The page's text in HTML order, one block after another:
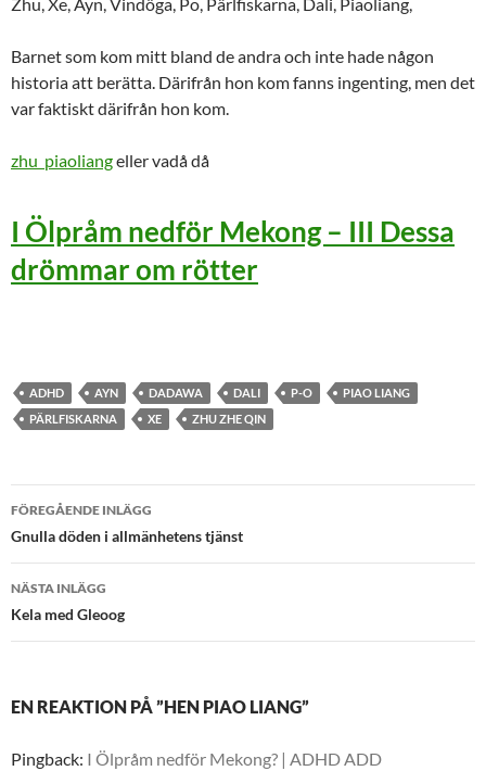
Zhu, Xe, Ayn, Vindöga, Po, Pärlfiskarna, Dali, Piaoliang,
Barnet som kom mitt bland de andra och inte hade någon
historia att berätta. Därifrån hon kom fanns ingenting, men det
var faktiskt därifrån hon kom.
zhu piaoliangeller vadå då
I Ölpråm nedför Mekong – III Dessa
drömmar om rötter
ADHD AYN DADAWA DALI P-O
PIAO LIANG
PÄRLFISKARNA
XE ZHU ZHE QIN
Inläggsnavigering
FÖREGÅENDE INLÄGG
Gnulla döden i allmänhetens tjänst
NÄSTA INLÄGG
Kela med Gleoog
EN REAKTION PÅ ”HEN PIAO LIANG”
Pingback: I Ölpråm nedför Mekong? | ADHD ADD